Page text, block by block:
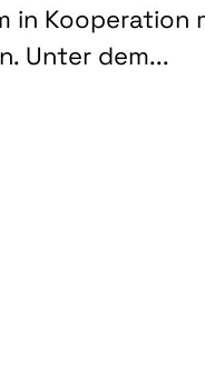
in Kooperation
Unter dem...